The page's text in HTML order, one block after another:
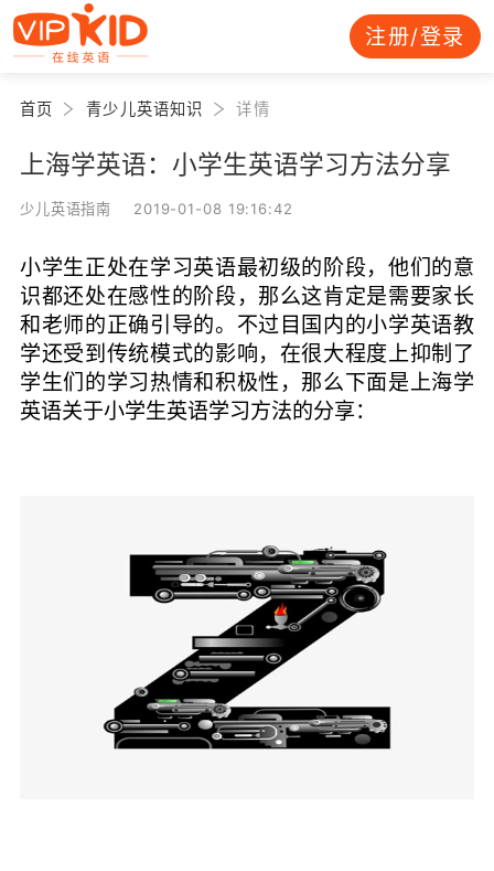
注册/登录
首页 青少儿英语知识 详情
上海学英语：小学生英语学习方法分享
少儿英语指南 2019-01-08 19:16:42
小学生正处在学习英语最初级的阶段，他们的意
识都还处在感性的阶段，那么这肯定是需要家长
和老师的正确引导的。不过目国内的小学英语教
学还受到传统模式的影响，在很大程度上抑制了
学生们的学习热情和积极性，那么下面是上海学
英语关于小学生英语学习方法的分享：